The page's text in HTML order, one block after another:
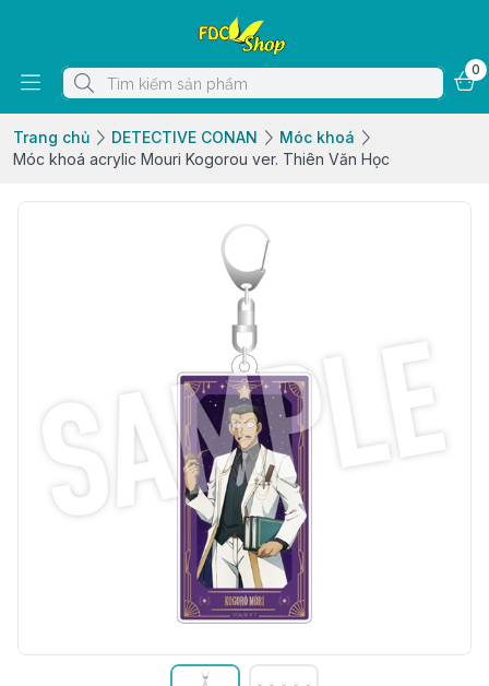
0
Trang chủ DETECTIVE CONAN
Móc khoá
Móc khoá acrylic Mouri Kogorou ver. Thiên Văn Học